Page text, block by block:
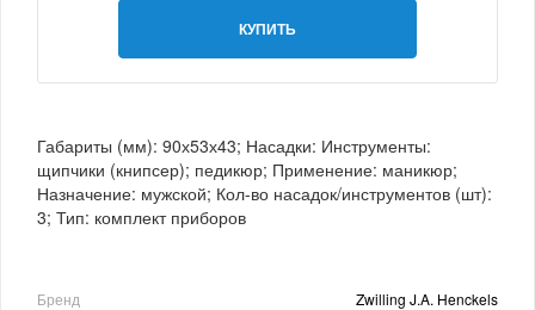
КУПИТЬ
Габариты (мм): 90х53х43; Насадки: Инструменты:
щипчики (книпсер); педикюр; Применение: маникюр;
Назначение: мужской; Кол-во насадок/инструментов (шт):
3; Тип: комплект приборов
Бренд
Zwilling J.A. Henckels